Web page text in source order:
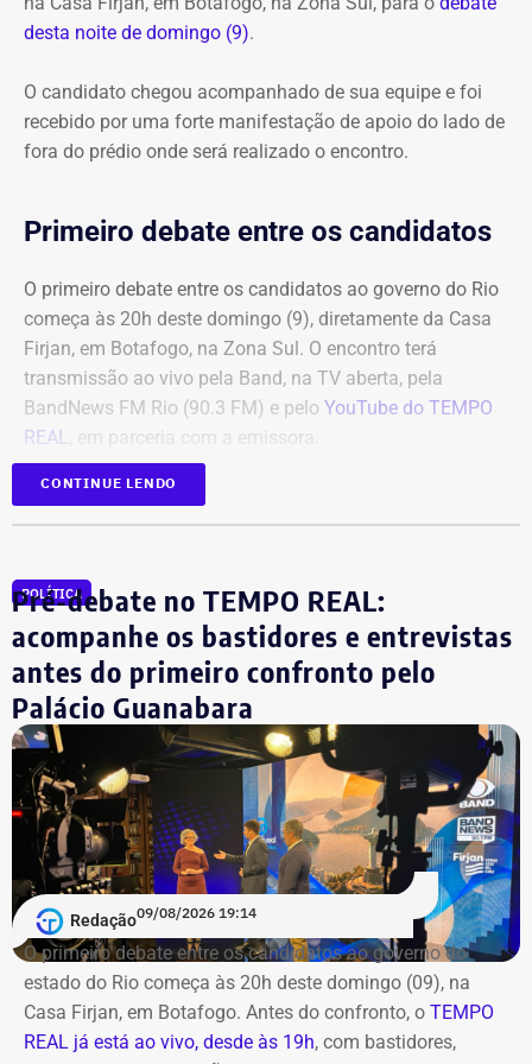
desta noite de domingo (9).
O candidato chegou acompanhado de sua equipe e foi
recebido por uma forte manifestação de apoio do lado de
fora do prédio onde será realizado o encontro.
Primeiro debate entre os candidatos
O primeiro debate entre os candidatos ao governo do Rio
começa às 20h deste domingo (9), diretamente da Casa
Firjan, em Botafogo, na Zona Sul. O encontro terá
transmissão ao vivo pela Band, na TV aberta, pela
BandNews FM Rio (90.3 FM) e pelo YouTube do TEMPO
REAL , em parceria com a emissora.
Garotinho (Republicanos), Douglas Ruas (PL) e Willian
na noite anterior que não iria comparecer.
O público também poderá acompanhar a cobertura
especial do TEMPO REAL pelo Instagram do portal, com
transmissão e atualizações nos Stories. Estamos ao vivo
com o pré-debate desde às 19h.Acompanhe pelo link.
CONTINUE LENDO
POLÍTICA
Pré-debate no TEMPO REAL:
acompanhe os bastidores e entrevistas
antes do primeiro confronto pelo
Palácio Guanabara
Redação09/08/2026 19:14
O primeiro debate entre os candidatos ao governo do
estado do Rio começa às 20h deste domingo (09), na
Casa Firjan, em Botafogo. Antes do confronto, o TEMPO
REAL já está ao vivo, desde às 19h, com bastidores,